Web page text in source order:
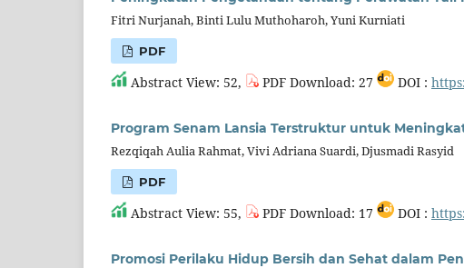
Fitri Nurjanah, Binti Lulu Muthoharoh, Yuni Kurniati
PDF
Abstract View: 52, PDF Download: 27 DOI :
Program Senam Lansia Terstruktur untuk
Rezqiqah Aulia Rahmat, Vivi Adriana Suardi, Djusmadi Rasyid
PDF
Abstract View: 55, PDF Download: 17 DOI :
Promosi Perilaku Hidup Bersih dan Sehat dalam